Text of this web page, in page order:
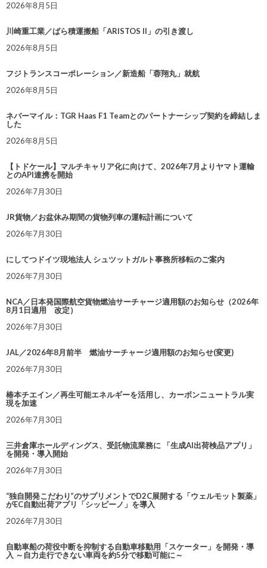
2026年8月5日
川崎重工業／ばら積運搬船「ARISTOS II」の引き渡し
2026年8月5日
フジトランスコーポレーション／新造船「蓉翔丸」就航
2026年8月5日
ネバーマイル：TGR Haas F1 Teamとのパートナーシップ契約を締結しま
した
2026年8月5日
【トドケール】マルチキャリア化に向けて、2026年7月よりヤマト運輸
とのAPI連携を開始
2026年7月30日
JR貨物／お盆休み期間の貨物列車の運転計画について
2026年7月30日
にしてつドイツ現地法人 シュツットガルト事務所移転のご案内
2026年7月30日
NCA／日本発国際航空貨物燃油サーチャージ適用額のお知らせ（2026年
8月1日適用 改定）
2026年7月30日
JAL／2026年8月前半 燃油サーチャージ適用額のお知らせ(変更)
2026年7月30日
椿本チエイン／再生可能エネルギーを活用し、カーボンニュートラル実
現を加速
2026年7月30日
三井倉庫ホールディングス、受託物流業務に 「生成AI出荷検品アプリ」
を開発・導入開始
2026年7月30日
“独自開発こだわり”のサプリメントでD2C展開する「ウェルモット製薬」
がEC自動出荷アプリ「シッピーノ」を導入
2026年7月30日
自動車船の荷役中断を抑制する自動車移動用「スケーター」を開発・導
入 ～自力走行できない車両を約5分で移動可能に～